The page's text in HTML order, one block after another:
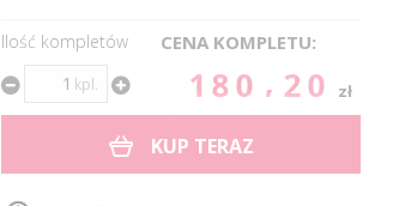
Ilość kompletów
kpl.
CENA KOMPLETU:
180.20 zł
KUP TERAZ